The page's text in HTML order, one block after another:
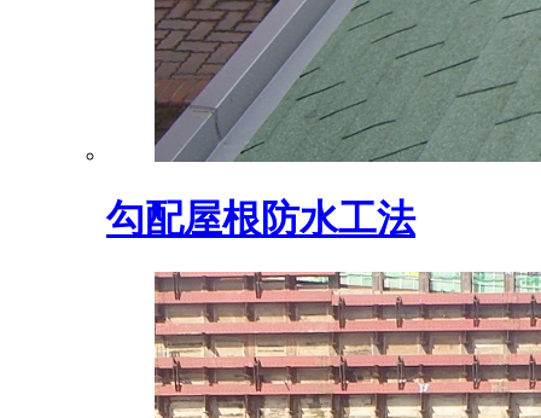
勾配屋根防水工法